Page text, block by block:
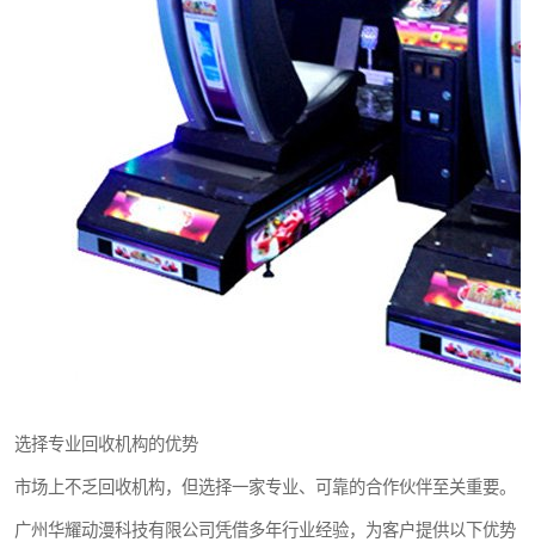
选择专业回收机构的优势
市场上不乏回收机构，但选择一家专业、可靠的合作伙伴至关重要。
广州华耀动漫科技有限公司凭借多年行业经验，为客户提供以下优势